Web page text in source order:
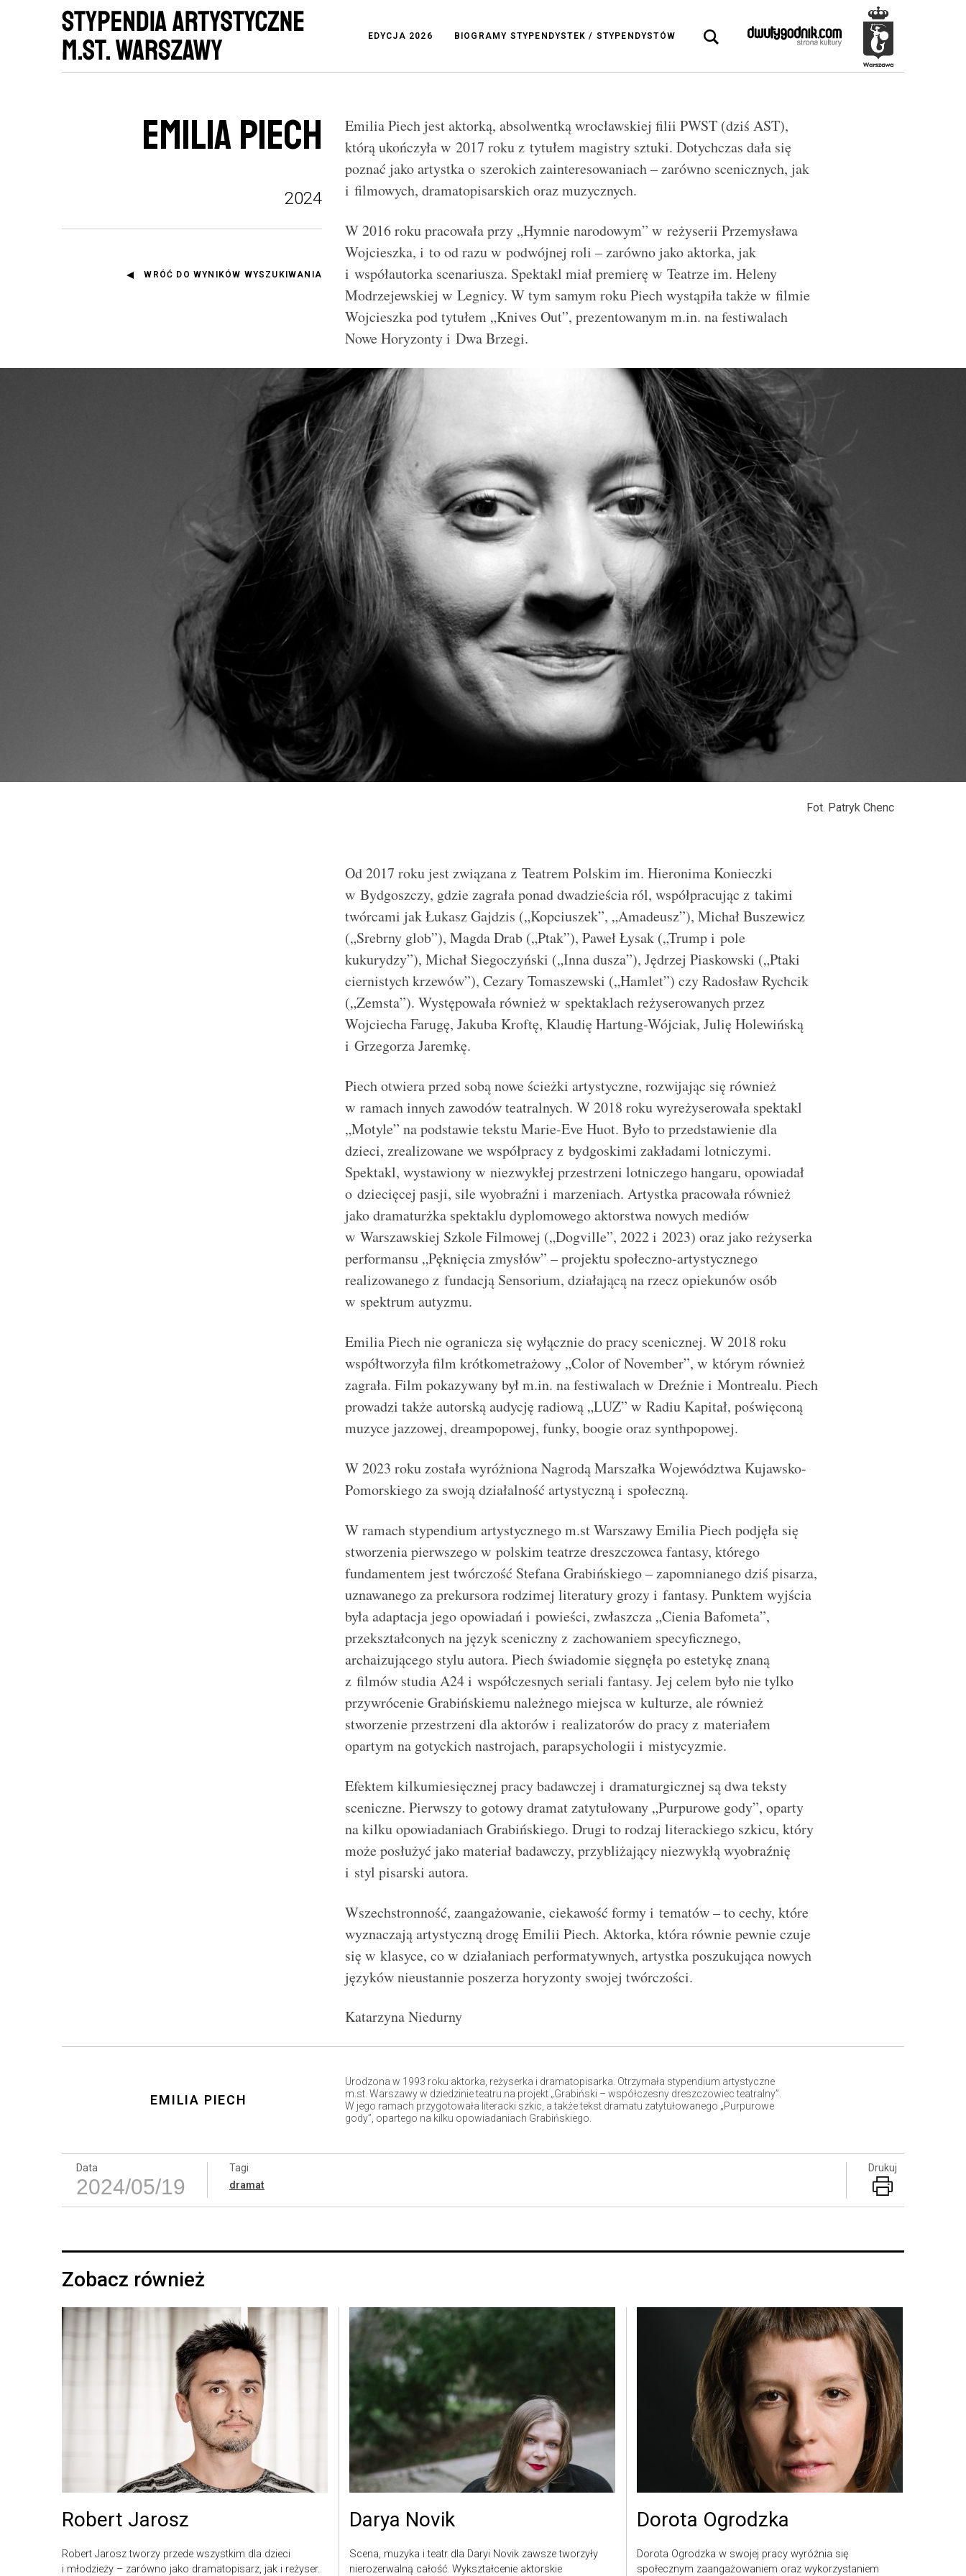
EDYCJA 2026 BIOGRAMY STYPENDYSTEK / STYPENDYSTÓW
EMILIA PIECH
2024
WRÓĆ DO WYNIKÓW WYSZUKIWANIA
Emilia Piech jest aktorką, absolwentką wrocławskiej filii PWST (dziś AST),
którą ukończyła w 2017 roku z tytułem magistry sztuki. Dotychczas dała się
poznać jako artystka o szerokich zainteresowaniach – zarówno scenicznych, jak
i filmowych, dramatopisarskich oraz muzycznych.
W 2016 roku pracowała przy „Hymnie narodowym” w reżyserii Przemysława
Wojcieszka, i to od razu w podwójnej roli – zarówno jako aktorka, jak
i współautorka scenariusza. Spektakl miał premierę w Teatrze im. Heleny
Modrzejewskiej w Legnicy. W tym samym roku Piech wystąpiła także w filmie
Wojcieszka pod tytułem „Knives Out”, prezentowanym m.in. na festiwalach
Nowe Horyzonty i Dwa Brzegi.
Fot. Patryk Chenc
Od 2017 roku jest związana z Teatrem Polskim im. Hieronima Konieczki
w Bydgoszczy, gdzie zagrała ponad dwadzieścia ról, współpracując z takimi
twórcami jak Łukasz Gajdzis („Kopciuszek”, „Amadeusz”), Michał Buszewicz
(„Srebrny glob”), Magda Drab („Ptak”), Paweł Łysak („Trump i pole
kukurydzy”), Michał Siegoczyński („Inna dusza”), Jędrzej Piaskowski („Ptaki
ciernistych krzewów”), Cezary Tomaszewski („Hamlet”) czy Radosław Rychcik
(„Zemsta”). Występowała również w spektaklach reżyserowanych przez
Wojciecha Farugę, Jakuba Kroftę, Klaudię Hartung-Wójciak, Julię Holewińską
i Grzegorza Jaremkę.
Piech otwiera przed sobą nowe ścieżki artystyczne, rozwijając się również
w ramach innych zawodów teatralnych. W 2018 roku wyreżyserowała spektakl
„Motyle” na podstawie tekstu Marie-Eve Huot. Było to przedstawienie dla
dzieci, zrealizowane we współpracy z bydgoskimi zakładami lotniczymi.
Spektakl, wystawiony w niezwykłej przestrzeni lotniczego hangaru, opowiadał
o dziecięcej pasji, sile wyobraźni i marzeniach. Artystka pracowała również
jako dramaturżka spektaklu dyplomowego aktorstwa nowych mediów
w Warszawskiej Szkole Filmowej („Dogville”, 2022 i 2023) oraz jako reżyserka
performansu „Pęknięcia zmysłów” – projektu społeczno-artystycznego
realizowanego z fundacją Sensorium, działającą na rzecz opiekunów osób
w spektrum autyzmu.
Emilia Piech nie ogranicza się wyłącznie do pracy scenicznej. W 2018 roku
współtworzyła film krótkometrażowy „Color of November”, w którym również
zagrała. Film pokazywany był m.in. na festiwalach w Dreźnie i Montrealu. Piech
prowadzi także autorską audycję radiową „LUZ” w Radiu Kapitał, poświęconą
muzyce jazzowej, dreampopowej, funky, boogie oraz synthpopowej.
W 2023 roku została wyróżniona Nagrodą Marszałka Województwa Kujawsko-
Pomorskiego za swoją działalność artystyczną i społeczną.
W ramach stypendium artystycznego m.st Warszawy Emilia Piech podjęła się
stworzenia pierwszego w polskim teatrze dreszczowca fantasy, którego
fundamentem jest twórczość Stefana Grabińskiego – zapomnianego dziś pisarza,
uznawanego za prekursora rodzimej literatury grozy i fantasy. Punktem wyjścia
była adaptacja jego opowiadań i powieści, zwłaszcza „Cienia Bafometa”,
przekształconych na język sceniczny z zachowaniem specyficznego,
archaizującego stylu autora. Piech świadomie sięgnęła po estetykę znaną
z filmów studia A24 i współczesnych seriali fantasy. Jej celem było nie tylko
przywrócenie Grabińskiemu należnego miejsca w kulturze, ale również
stworzenie przestrzeni dla aktorów i realizatorów do pracy z materiałem
opartym na gotyckich nastrojach, parapsychologii i mistycyzmie.
Efektem kilkumiesięcznej pracy badawczej i dramaturgicznej są dwa teksty
sceniczne. Pierwszy to gotowy dramat zatytułowany „Purpurowe gody”, oparty
na kilku opowiadaniach Grabińskiego. Drugi to rodzaj literackiego szkicu, który
może posłużyć jako materiał badawczy, przybliżający niezwykłą wyobraźnię
i styl pisarski autora.
Wszechstronność, zaangażowanie, ciekawość formy i tematów – to cechy, które
wyznaczają artystyczną drogę Emilii Piech. Aktorka, która równie pewnie czuje
się w klasyce, co w działaniach performatywnych, artystka poszukująca nowych
języków nieustannie poszerza horyzonty swojej twórczości.
Katarzyna Niedurny
EMILIA PIECH
Urodzona w 1993 roku aktorka, reżyserka i dramatopisarka. Otrzymała stypendium artystyczne
m.st. Warszawy w dziedzinie teatru na projekt „Grabiński – współczesny dreszczowiec teatralny”.
W jego ramach przygotowała literacki szkic, a także tekst dramatu zatytułowanego „Purpurowe
gody”, opartego na kilku opowiadaniach Grabińskiego.
Drukuj
Data
2024/05/19
Tagi
dramat
Zobacz również
Robert Jarosz
Robert Jarosz tworzy przede wszystkim dla dzieci
i młodzieży – zarówno jako dramatopisarz, jak i reżyser.
Darya Novik
Scena, muzyka i teatr dla Daryi Novik zawsze tworzyły
nierozerwalną całość. Wykształcenie aktorskie
Dorota Ogrodzka
Dorota Ogrodzka w swojej pracy wyróżnia się
społecznym zaangażowaniem oraz wykorzystaniem